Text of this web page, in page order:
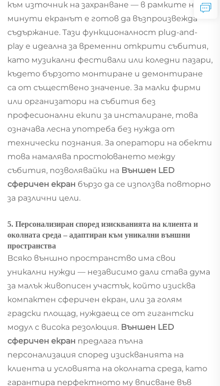
към източник на захранване — в рамките на
минути екранът е готов да възпроизвежда
съдържание. Тази функционалност plug-and-
play е идеална за временни открити събития,
като музикални фестивали или коледни пазари,
където бързото монтиране и демонтиране
са от съществено значение. За малки фирми
или организатори на събития без
професионални екипи за инсталиране, това
означава лесна употреба без нужда от
технически познания. За оператори на обекти
това намалява простоюването между
събития, позволявайки на Външен LED
сферичен екран бързо да се използва повторно
за различни цели.
5. Персонализиран според изискванията на клиента и
околната среда – адаптиран към уникални външни
пространства
Всяко външно пространство има свои
уникални нужди — независимо дали става дума
за малък живописен участък, който изисква
компактен сферичен екран, или за голям
градски площад, нуждаещ се от гигантски
модул с висока резолюция. Външен LED
сферичен екран предлага пълна
персонализация според изискванията на
клиента и условията на околната среда, като
гарантира перфектното му вписване във